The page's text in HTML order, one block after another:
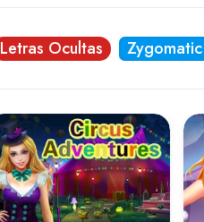
Letras Ocultas Zygomatic